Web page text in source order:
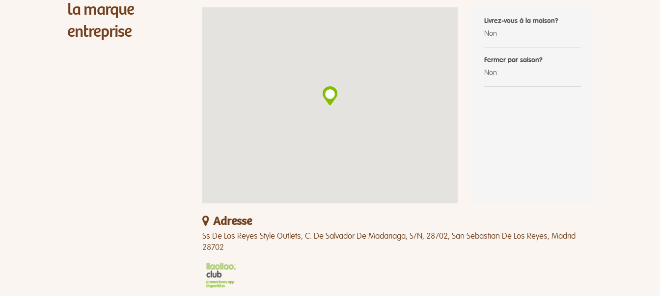
la marque
entreprise
Livrez-vous à la maison?
Non
Fermer par saison?
Non
Adresse
Ss De Los Reyes Style Outlets, C. De Salvador De Madariaga, S/N, 28702, San Sebastian De Los Reyes, Madrid
28702